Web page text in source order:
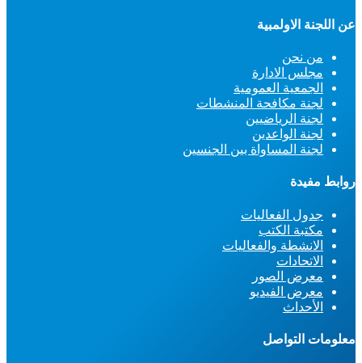
عن اللجنة الاولمبية
من نحن
مجلس الادارة
الجمعية العمومية
لجنة مكافحة المنشطات
لجنة الرياضيين
لجنة الواعدين
لجنة المساواة بين الجنسين
روابط مفيدة
جدول الفعاليات
مكتبة الكتب
الانشطة والفعاليات
الاتحادات
معرض الصور
معرض الفيديو
الأحداث
معلومات التواصل